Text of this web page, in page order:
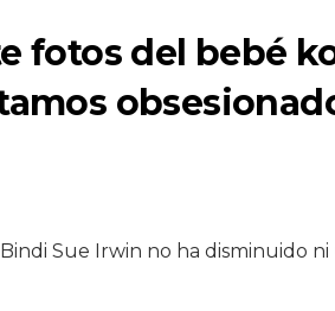
fotos del bebé
Sue Irwin no ha disminuido